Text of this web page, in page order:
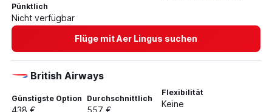
Pünktlich
Nicht verfügbar
Flüge mit Aer Lingus suchen
British Airways
Günstigste Option Durchschnittlich
Flexibilität
Keine